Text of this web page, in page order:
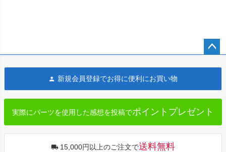
へ
新規会員登録でお得に便利にお買い物
実際にパーツを使用した感想を投稿でポイントプレゼント
15,000円以上のご注文で送料無料